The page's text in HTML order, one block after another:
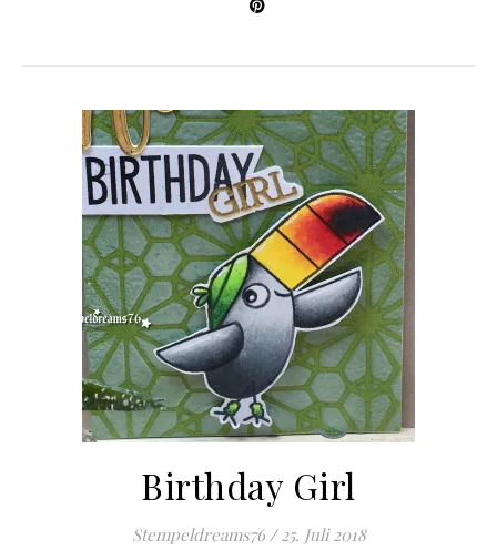
Birthday Girl
Stempeldreams76 / 25. Juli 2018